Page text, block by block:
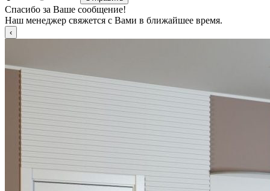
Спасибо за Ваше сообщение!
Наш менеджер свяжется с Вами в ближайшее время.